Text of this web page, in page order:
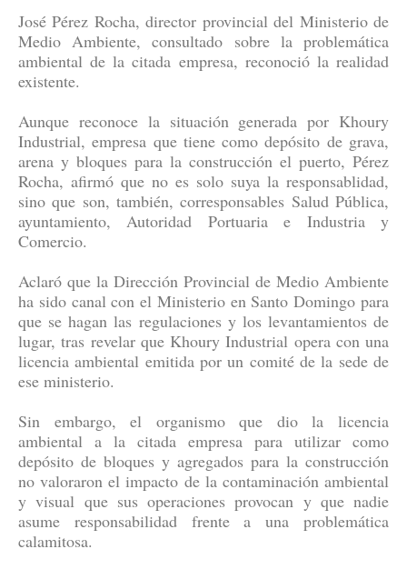
José Pérez Rocha, director provincial del Ministerio de
Medio Ambiente, consultado sobre la problemática
ambiental de la citada empresa, reconoció la realidad
existente.
Aunque reconoce la situación generada por Khoury
Industrial, empresa que tiene como depósito de grava,
arena y bloques para la construcción el puerto, Pérez
Rocha, afirmó que no es solo suya la responsablidad,
sino que son, también, corresponsables Salud Pública,
ayuntamiento, Autoridad Portuaria e Industria y
Comercio.
Aclaró que la Dirección Provincial de Medio Ambiente
ha sido canal con el Ministerio en Santo Domingo para
que se hagan las regulaciones y los levantamientos de
lugar, tras revelar que Khoury Industrial opera con una
licencia ambiental emitida por un comité de la sede de
ese ministerio.
Sin embargo, el organismo que dio la licencia
ambiental a la citada empresa para utilizar como
depósito de bloques y agregados para la construcción
no valoraron el impacto de la contaminación ambiental
y visual que sus operaciones provocan y que nadie
asume responsabilidad frente a una problemática
calamitosa.